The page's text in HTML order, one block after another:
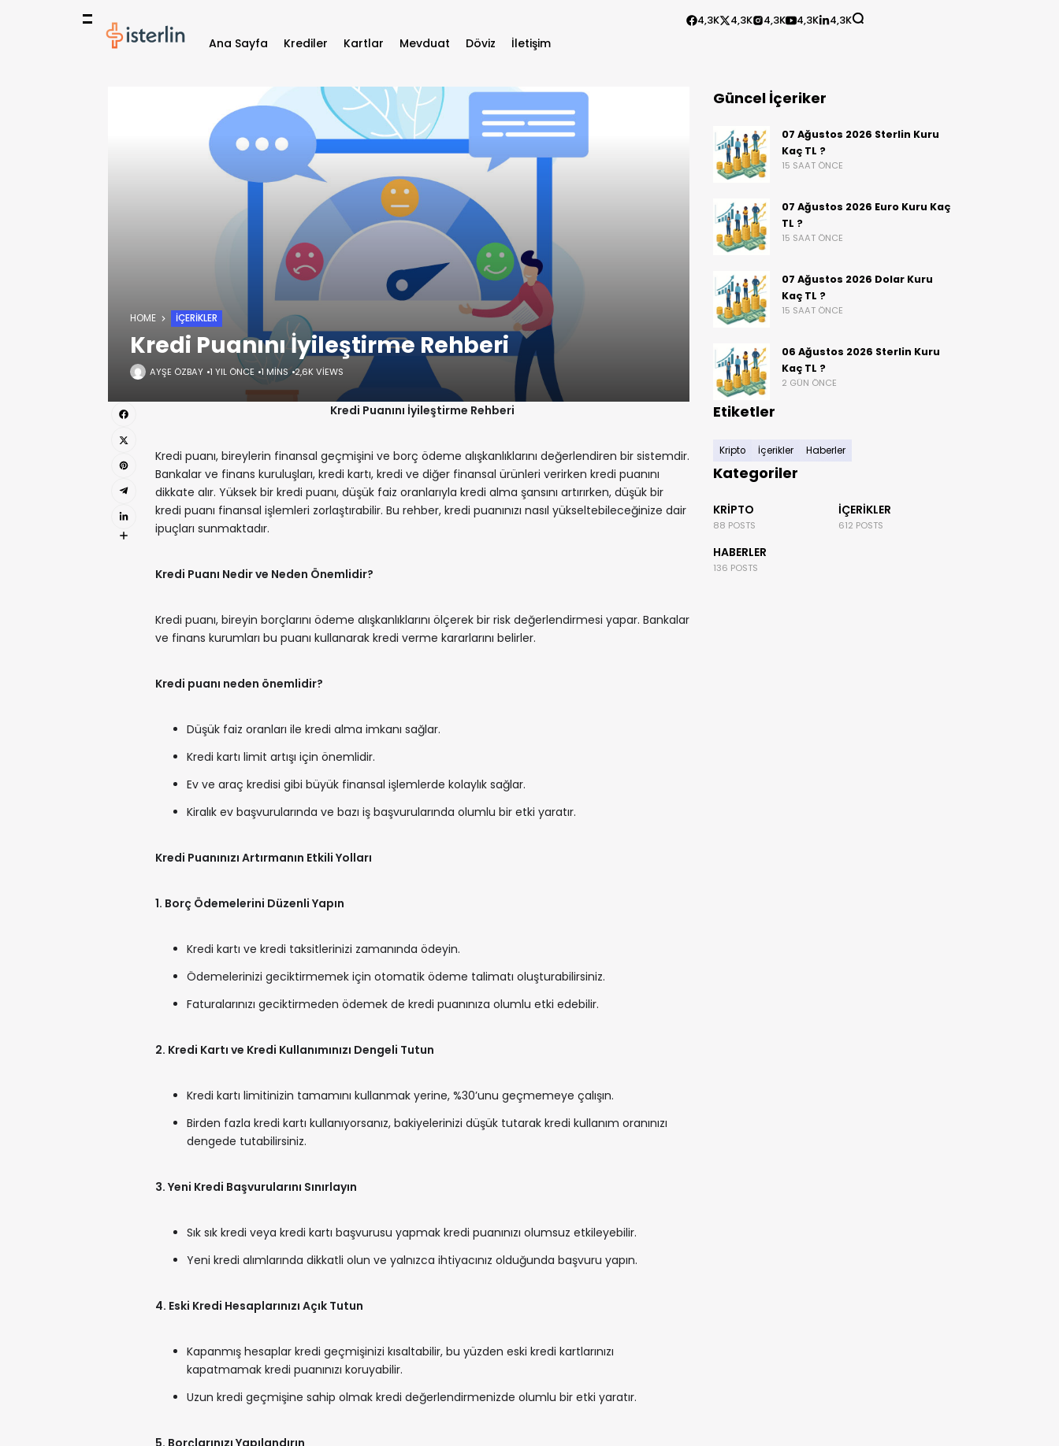
Ana Sayfa Krediler Kartlar Mevduat Döviz İletişim
4,3K 4,3K 4,3K 4,3K 4,3K
HOME İÇERIKLER
Kredi Puanını İyileştirme Rehberi
AYŞE ÖZBAY 1 YIL ÖNCE 1 MINS 2,6K VIEWS
Kredi Puanını İyileştirme Rehberi
Kredi puanı, bireylerin finansal geçmişini ve borç ödeme alışkanlıklarını değerlendiren bir sistemdir.
Bankalar ve finans kuruluşları, kredi kartı, kredi ve diğer finansal ürünleri verirken kredi puanını
dikkate alır. Yüksek bir kredi puanı, düşük faiz oranlarıyla kredi alma şansını artırırken, düşük bir
kredi puanı finansal işlemleri zorlaştırabilir. Bu rehber, kredi puanınızı nasıl yükseltebileceğinize dair
ipuçları sunmaktadır.
Kredi Puanı Nedir ve Neden Önemlidir?
Kredi puanı, bireyin borçlarını ödeme alışkanlıklarını ölçerek bir risk değerlendirmesi yapar. Bankalar
ve finans kurumları bu puanı kullanarak kredi verme kararlarını belirler.
Kredi puanı neden önemlidir?
Düşük faiz oranları ile kredi alma imkanı sağlar.
Kredi kartı limit artışı için önemlidir.
Ev ve araç kredisi gibi büyük finansal işlemlerde kolaylık sağlar.
Kiralık ev başvurularında ve bazı iş başvurularında olumlu bir etki yaratır.
Kredi Puanınızı Artırmanın Etkili Yolları
1. Borç Ödemelerini Düzenli Yapın
Kredi kartı ve kredi taksitlerinizi zamanında ödeyin.
Ödemelerinizi geciktirmemek için otomatik ödeme talimatı oluşturabilirsiniz.
Faturalarınızı geciktirmeden ödemek de kredi puanınıza olumlu etki edebilir.
2. Kredi Kartı ve Kredi Kullanımınızı Dengeli Tutun
Kredi kartı limitinizin tamamını kullanmak yerine, %30’unu geçmemeye çalışın.
Birden fazla kredi kartı kullanıyorsanız, bakiyelerinizi düşük tutarak kredi kullanım oranınızı
dengede tutabilirsiniz.
3. Yeni Kredi Başvurularını Sınırlayın
Sık sık kredi veya kredi kartı başvurusu yapmak kredi puanınızı olumsuz etkileyebilir.
Yeni kredi alımlarında dikkatli olun ve yalnızca ihtiyacınız olduğunda başvuru yapın.
4. Eski Kredi Hesaplarınızı Açık Tutun
Kapanmış hesaplar kredi geçmişinizi kısaltabilir, bu yüzden eski kredi kartlarınızı
kapatmamak kredi puanınızı koruyabilir.
Uzun kredi geçmişine sahip olmak kredi değerlendirmenizde olumlu bir etki yaratır.
5. Borçlarınızı Yapılandırın
Güncel İçeriker
07 Ağustos 2026 Sterlin Kuru
Kaç TL ?
15 SAAT ÖNCE
07 Ağustos 2026 Euro Kuru Kaç
TL ?
15 SAAT ÖNCE
07 Ağustos 2026 Dolar Kuru
Kaç TL ?
15 SAAT ÖNCE
06 Ağustos 2026 Sterlin Kuru
Kaç TL ?
2 GÜN ÖNCE
Etiketler
Kripto İçerikler Haberler
Kategoriler
KRIPTO
88 POSTS
İÇERIKLER
612 POSTS
HABERLER
136 POSTS